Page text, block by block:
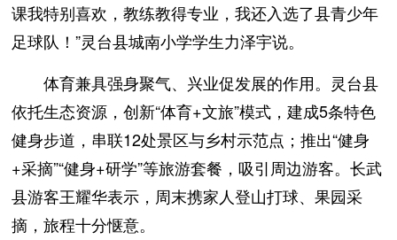
课我特别喜欢，教练教得专业，我还入选了县青少年
足球队！”灵台县城南小学学生力泽宇说。
体育兼具强身聚气、兴业促发展的作用。灵台县
依托生态资源，创新“体育+文旅”模式，建成5条特色
健身步道，串联12处景区与乡村示范点；推出“健身
+采摘”“健身+研学”等旅游套餐，吸引周边游客。长武
县游客王耀华表示，周末携家人登山打球、果园采
摘，旅程十分惬意。